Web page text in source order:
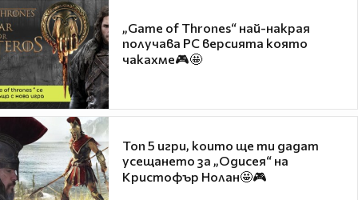
„Game of Thrones“ най-накрая
получава PC версията която
чакахме🎮🤩
Топ 5 игри, които ще ти дадат
усещането за „Одисея“ на
Кристофър Нолан🤩🎮